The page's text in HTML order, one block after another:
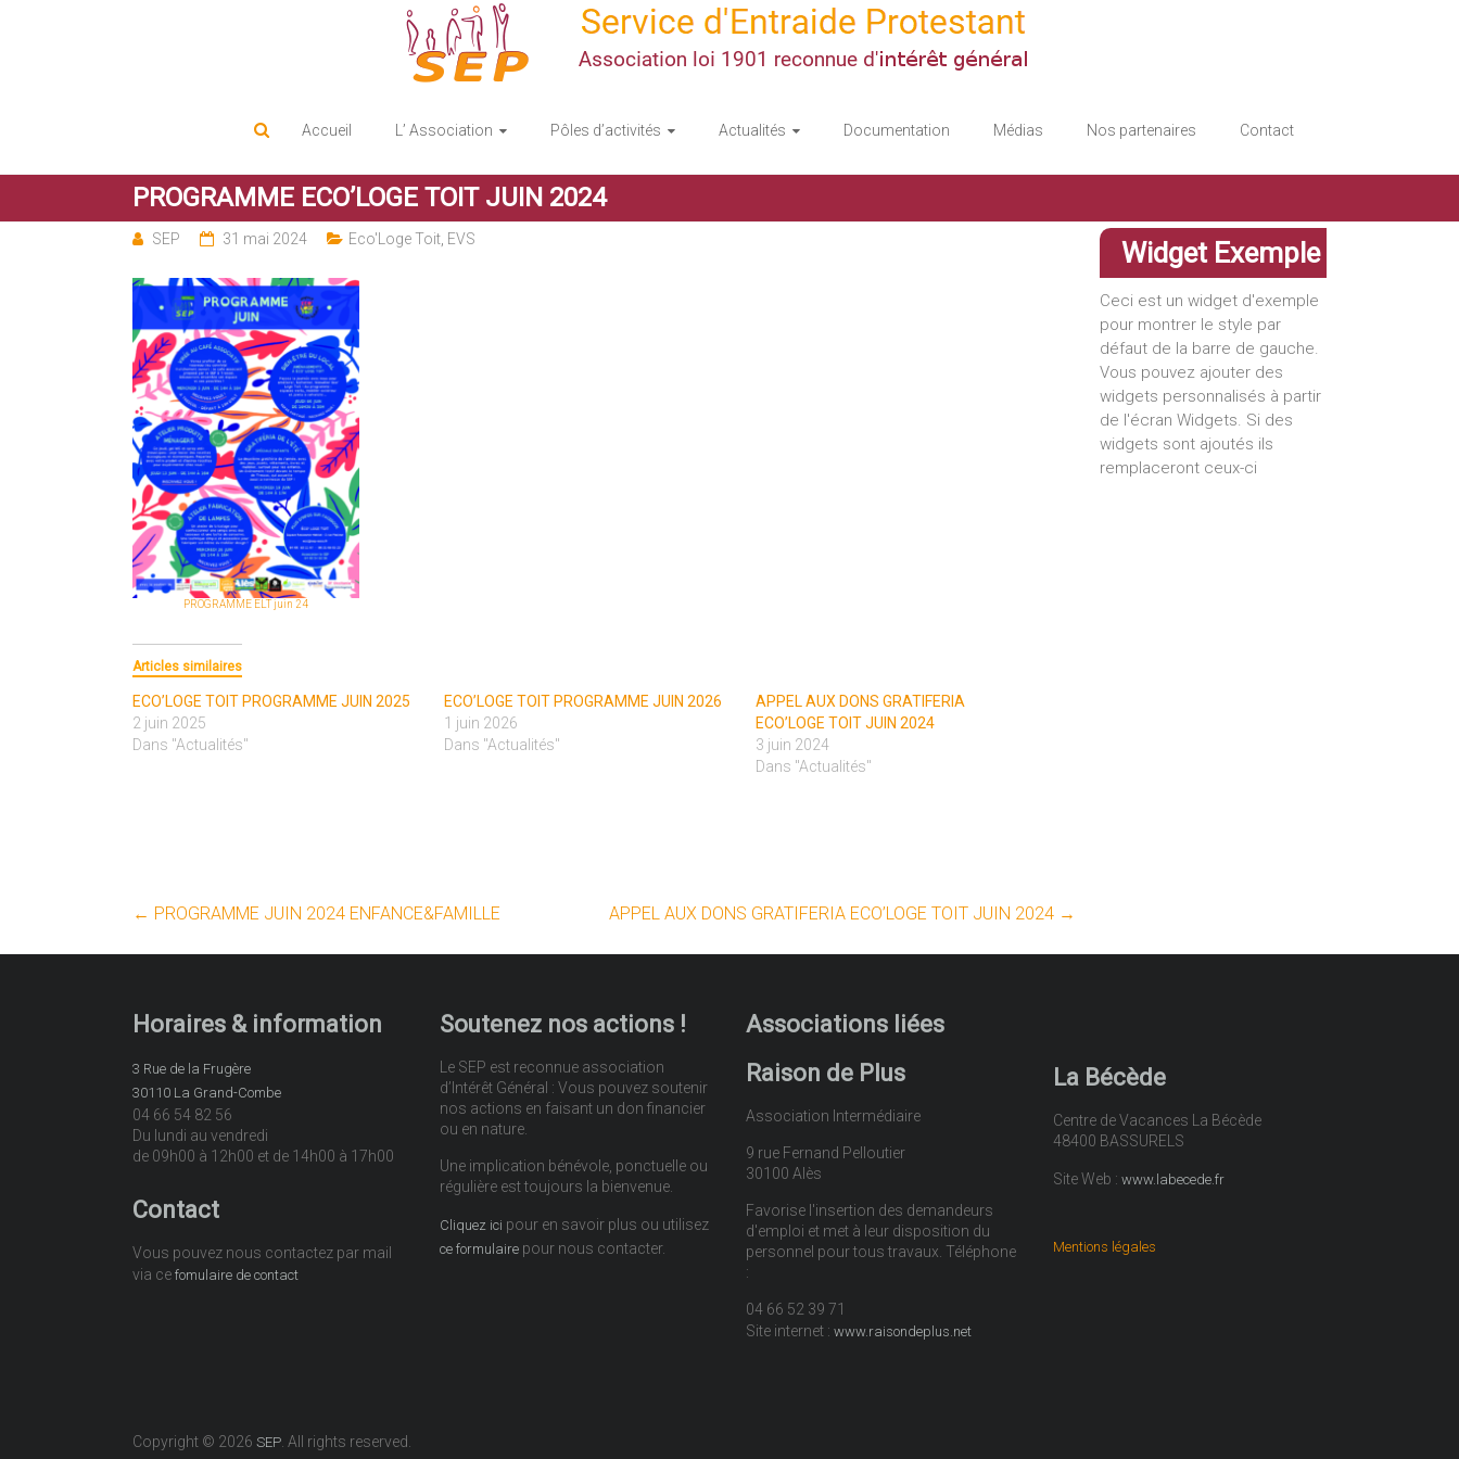
Accueil L’ Association Pôles d’activités Actualités Documentation Médias Nos partenaires Contact
PROGRAMME ECO’LOGE TOIT JUIN 2024
SEP 31 mai 2024 Eco'Loge Toit EVS
PROGRAMME ELT juin 24
Articles similaires
ECO’LOGE TOIT PROGRAMME JUIN 2025
2 juin 2025
Dans "Actualités"
ECO’LOGE TOIT PROGRAMME JUIN 2026
1 juin 2026
Dans "Actualités"
APPEL AUX DONS GRATIFERIA
ECO’LOGE TOIT JUIN 2024
3 juin 2024
Dans "Actualités"
← PROGRAMME JUIN 2024 ENFANCE&FAMILLE APPEL AUX DONS GRATIFERIA ECO’LOGE TOIT JUIN 2024 →
Widget Exemple
Ceci est un widget d'exemple
pour montrer le style par
défaut de la barre de gauche.
Vous pouvez ajouter des
widgets personnalisés à partir
de l'écran Widgets. Si des
widgets sont ajoutés ils
remplaceront ceux-ci
Horaires & information
3 Rue de la Frugère
30110 La Grand-Combe
04 66 54 82 56
Du lundi au vendredi
de 09h00 à 12h00 et de 14h00 à 17h00
Contact
Vous pouvez nous contactez par mail
via ce fomulaire de contact
Soutenez nos actions !
Le SEP est reconnue association
d’Intérêt Général : Vous pouvez soutenir
nos actions en faisant un don financier
ou en nature.
Une implication bénévole, ponctuelle ou
régulière est toujours la bienvenue.
Cliquez ici pour en savoir plus ou utilisez
ce formulairepour nous contacter.
Associations liées
Raison de Plus
Association Intermédiaire
9 rue Fernand Pelloutier
30100 Alès
Favorise l'insertion des demandeurs
d'emploi et met à leur disposition du
personnel pour tous travaux. Téléphone
:
04 66 52 39 71
Site internet : www.raisondeplus.net
La Bécède
Centre de Vacances La Bécède
48400 BASSURELS
Site Web : www.labecede.fr
Mentions légales
Copyright © 2026 SEP . All rights reserved.